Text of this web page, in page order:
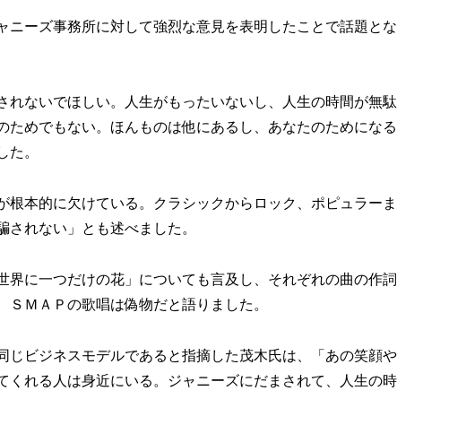
ーズ事務所に対して強烈な意見を表明したことで話題とな
ないでほしい。人生がもったいないし、人生の時間が無駄
めでもない。ほんものは他にあるし、あなたのためになる
た。
本的に欠けている。クラシックからロック、ポピュラーま
れない」とも述べました。
に一つだけの花」についても言及し、それぞれの曲の作詞
ＭＡＰの歌唱は偽物だと語りました。
ビジネスモデルであると指摘した茂木氏は、「あの笑顔や
れる人は身近にいる。ジャニーズにだまされて、人生の時